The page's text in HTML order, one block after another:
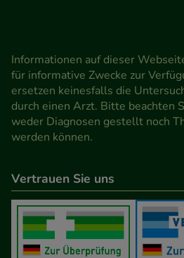
Informationen auf dieser
für informative Zwecke zur
ersetzen keinesfalls die
durch einen Arzt. Bitte beachten
weder Diagnosen gestellt noch
werden können.
Vertrauen Sie uns